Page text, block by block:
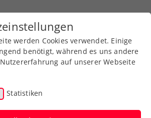
Newsübersicht
3. Coup
werden Cookies verwendet. Einige
benötigt, während es uns andere
auf unserer Webseite
Statistiken